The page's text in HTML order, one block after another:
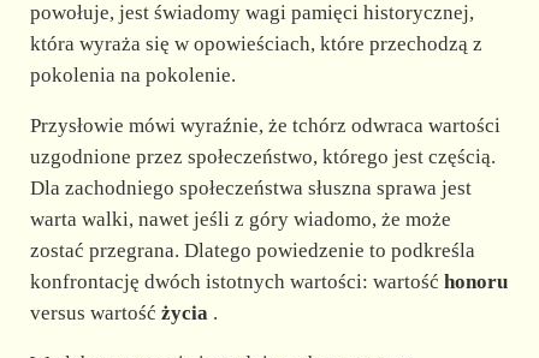
powołuje, jest świadomy wagi pamięci historycznej,
która wyraża się w opowieściach, które przechodzą z
pokolenia na pokolenie.
Przysłowie mówi wyraźnie, że tchórz odwraca wartości
uzgodnione przez społeczeństwo, którego jest częścią.
Dla zachodniego społeczeństwa słuszna sprawa jest
warta walki, nawet jeśli z góry wiadomo, że może
zostać przegrana. Dlatego powiedzenie to podkreśla
konfrontację dwóch istotnych wartości: wartość honoru
versus wartość życia.